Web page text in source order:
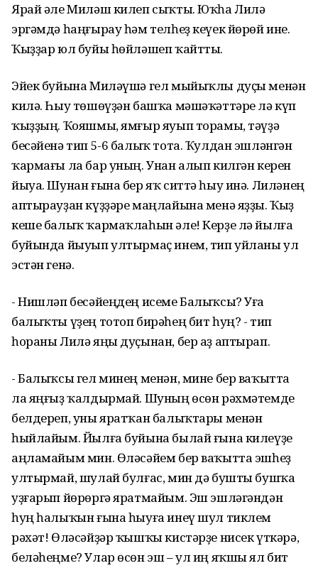
Ярай әле Миләш килеп сыҡты. Юҡһа Лилә
эргәмдә һаңғырау һәм телһеҙ кеүек йөрөй ине.
Ҡыҙҙар юл буйы һөйләшеп ҡайтты.
Эйек буйына Миләүшә гел мыйыҡлы дуҫы менән
килә. Һыу төшөүҙән башҡа мәшәҡәттәре лә күп
ҡыҙҙың. Ҡояшмы, ямғыр яуып торамы, тәүҙә
бесәйенә тип 5-6 балыҡ тота. Ҡулдан эшләнгән
ҡармағы ла бар уның. Унан алып килгән керен
йыуа. Шунан ғына бер яҡ ситтә һыу инә. Лиләнең
аптырауҙан күҙҙәре маңлайына менә яҙҙы. Ҡыҙ
кеше балыҡ ҡармаҡлаһын әле! Керҙе лә йылға
буйында йыуып ултырмаҫ инем, тип уйланы ул
эстән генә.
- Нишләп бесәйеңдең исеме Балыҡсы? Уға
балыҡты үҙең тотоп бирәһең бит һуң? - тип
һораны Лилә яңы дуҫынан, бер аҙ аптырап.
- Балыҡсы гел минең менән, мине бер ваҡытта
ла яңғыҙ ҡалдырмай. Шуның өсөн рәхмәтемде
белдереп, уны яратҡан балыҡтары менән
һыйлайым. Йылға буйына былай ғына килеүҙе
аңламайым мин. Өләсәйем бер ваҡытта эшһеҙ
ултырмай, шулай булғас, мин дә бушты бушҡа
уҙғарып йөрөргә яратмайым. Эш эшләгәндән
һуң һалыҡын ғына һыуға инеү шул тиклем
рәхәт! Өләсәйҙәр ҡышҡы кистәрҙе нисек үткәрә,
беләһеңме? Улар өсөн эш – ул иң яҡшы ял бит